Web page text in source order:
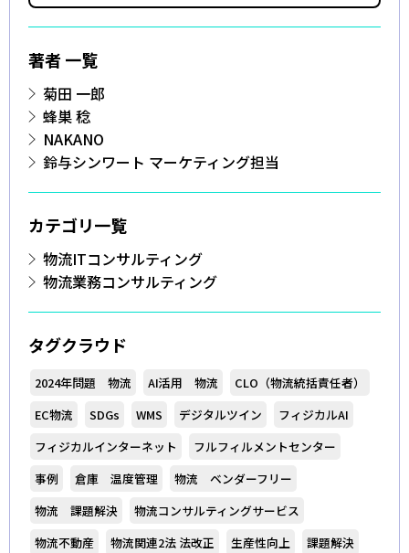
著者 一覧
菊田 一郎
蜂巣 稔
NAKANO
鈴与シンワート マーケティング担当
カテゴリ一覧
物流ITコンサルティング
物流業務コンサルティング
タグクラウド
2024年問題 物流 AI活用 物流
CLO（物流統括責任者）
EC物流
SDGs WMS デジタルツイン
フィジカルAI
フィジカルインターネット
フルフィルメントセンター
事例
倉庫 温度管理
物流 ベンダーフリー
物流 課題解決
物流コンサルティングサービス
物流不動産
物流関連2法 法改正 生産性向上 課題解決